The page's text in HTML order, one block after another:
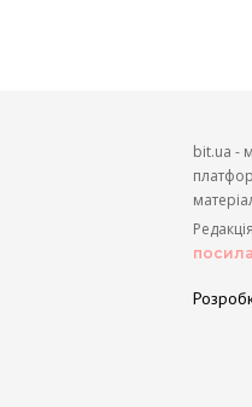
bit.ua -